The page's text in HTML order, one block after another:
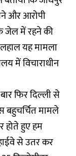
और आरोपी
जेल में रहने की
यह मामला
में विचाराधीन
फिर दिल्ली से
बहुचर्चित मामले
होते हुए हम
से उतर कर